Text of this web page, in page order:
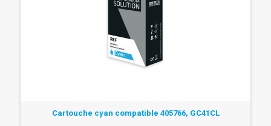
Cartouche cyan compatible 405766, GC41CL